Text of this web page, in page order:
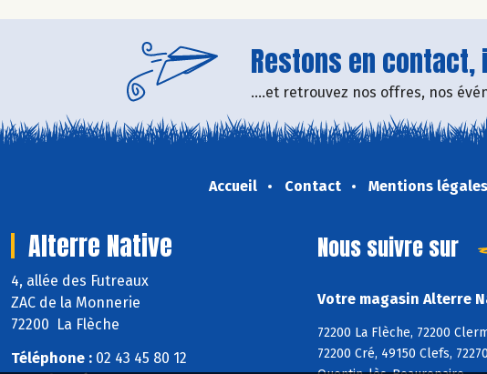
Restons en
....et retrouvez nos offres, nos
Accueil Contact Mentions légales
Alterre Native
4, allée des Futreaux
ZAC de la Monnerie
72200 La Flèche
Téléphone : 02 43 45 80 12
Nous suivre sur
Votre magasin Alterre
72200 La Flèche, 72200
72200 Cré, 49150 Clefs,